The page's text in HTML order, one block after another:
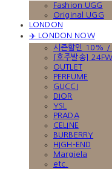
Fashion UGG
Original UGG
LONDON
✈️ LONDON NOW
시즌할인 10% /
[호주발송]
OUTLET
PERFUME
GUCCI
DIOR
YSL
PRADA
CELINE
BURBERRY
HIGH-END
Margiela
etc.